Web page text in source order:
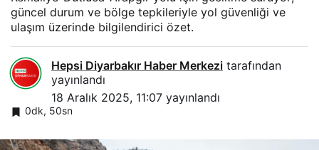
güncel durum ve bölge tepkileriyle yol güvenliği ve
ulaşım üzerinde bilgilendirici özet.
Hepsi Diyarbakır Haber Merkezi tarafından
yayınlandı
18 Aralık 2025, 11:07 yayınlandı
0dk, 50sn